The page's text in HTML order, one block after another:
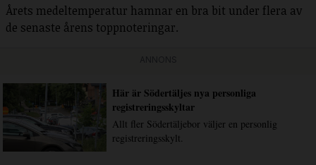
Årets medeltemperatur hamnar en bra bit under flera av
de senaste årens toppnoteringar.
Här är Södertäljes nya personliga
registreringsskyltar
Allt fler Södertäljebor väljer en personlig
registreringsskylt.